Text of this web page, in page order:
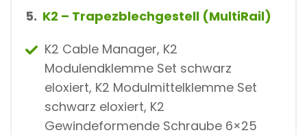
5. K2 – Trapezblechgestell (MultiRail)
K2 Cable Manager, K2
Modulendklemme Set schwarz
eloxiert, K2 Modulmittelklemme Set
schwarz eloxiert, K2
Gewindeformende Schraube 6×25